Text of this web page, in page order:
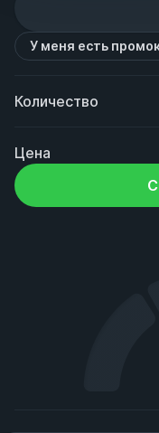
У меня есть
Количество
Цена